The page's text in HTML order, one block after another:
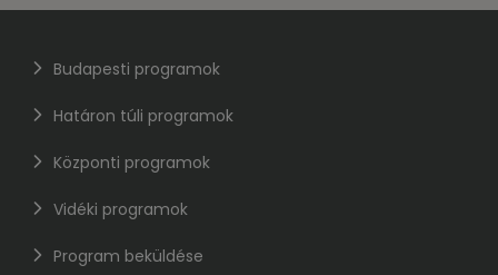
Budapesti programok
Határon túli programok
Központi programok
Vidéki programok
Program beküldése